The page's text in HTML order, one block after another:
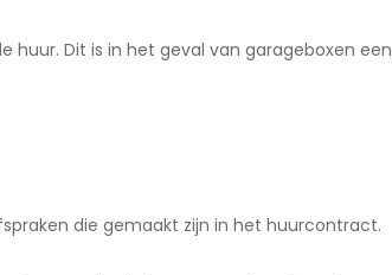
huur. Dit is in het geval van garageboxen een
die gemaakt zijn in het huurcontract.